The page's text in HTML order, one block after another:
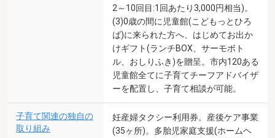
2～10回目:1回あたり3,000円相当)。
(3)0歳の間に児童館(こどもっとひろ
ば)に来られた方へ、はじめてお出か
けギフト(ランチBOX、サーモボト
ル、おしりふき)を贈呈。市内120ある
児童館全てに子育てチーフアドバイザ
ーを配置し、子育て相談が可能。
子育て関連の独自の
取り組み
妊産婦タクシー利用券。産後ケア事業
(35ヶ所)。多胎児家庭支援(ホームヘ